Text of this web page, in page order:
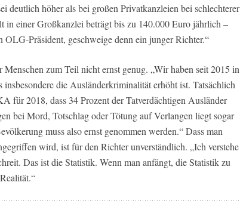
deutlich höher als bei großen Privatkanzleien bei schlechterer
in einer Großkanzlei beträgt bis zu 140.000 Euro jährlich –
OLG-Präsident, geschweige denn ein junger Richter.“
Menschen zum Teil nicht ernst genug. „Wir haben seit 2015 in
insbesondere die Ausländerkriminalität erhöht ist. Tatsächlich
für 2018, dass 34 Prozent der Tatverdächtigen Ausländer
bei Mord, Totschlag oder Tötung auf Verlangen liegt sogar
muss also ernst genommen werden.“ Dass man
wird, ist für den Richter unverständlich. „Ich verstehe
Das ist die Statistik. Wenn man anfängt, die Statistik zu